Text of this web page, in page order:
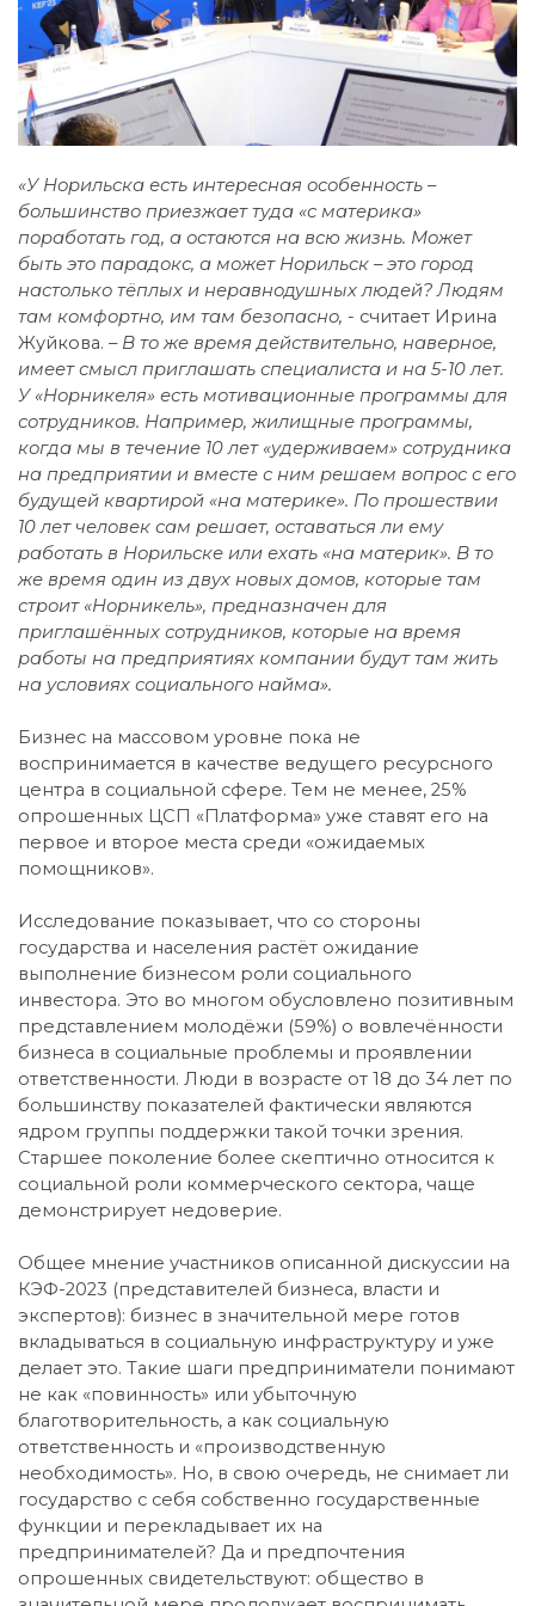
«У Норильска есть интересная особенность –
большинство приезжает туда «с материка»
поработать год, а остаются на всю жизнь. Может
быть это парадокс, а может Норильск – это город
настолько тёплых и неравнодушных людей? Людям
там комфортно, им там безопасно, - считает Ирина
Жуйкова. – В то же время действительно, наверное,
имеет смысл приглашать специалиста и на 5-10 лет.
У «Норникеля» есть мотивационные программы для
сотрудников. Например, жилищные программы,
когда мы в течение 10 лет «удерживаем» сотрудника
на предприятии и вместе с ним решаем вопрос с его
будущей квартирой «на материке». По прошествии
10 лет человек сам решает, оставаться ли ему
работать в Норильске или ехать «на материк». В то
же время один из двух новых домов, которые там
строит «Норникель», предназначен для
приглашённых сотрудников, которые на время
работы на предприятиях компании будут там жить
на условиях социального найма».
Бизнес на массовом уровне пока не
воспринимается в качестве ведущего ресурсного
центра в социальной сфере. Тем не менее, 25%
опрошенных ЦСП «Платформа» уже ставят его на
первое и второе места среди «ожидаемых
помощников».
Исследование показывает, что со стороны
государства и населения растёт ожидание
выполнение бизнесом роли социального
инвестора. Это во многом обусловлено позитивным
представлением молодёжи (59%) о вовлечённости
бизнеса в социальные проблемы и проявлении
ответственности. Люди в возрасте от 18 до 34 лет по
большинству показателей фактически являются
ядром группы поддержки такой точки зрения.
Старшее поколение более скептично относится к
социальной роли коммерческого сектора, чаще
демонстрирует недоверие.
Общее мнение участников описанной дискуссии на
КЭФ-2023 (представителей бизнеса, власти и
экспертов): бизнес в значительной мере готов
вкладываться в социальную инфраструктуру и уже
делает это. Такие шаги предприниматели понимают
не как «повинность» или убыточную
благотворительность, а как социальную
ответственность и «производственную
необходимость». Но, в свою очередь, не снимает ли
государство с себя собственно государственные
функции и перекладывает их на
предпринимателей? Да и предпочтения
опрошенных свидетельствуют: общество в